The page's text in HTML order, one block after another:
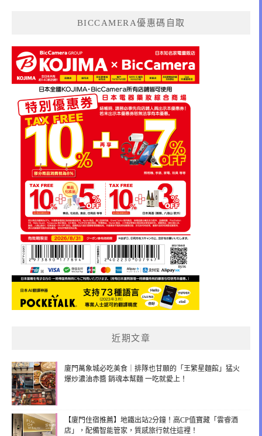
BICCAMERA優惠碼自取
近期文章
廈門萬象城必吃美食｜排隊也甘願的「王繁星麵館」猛火
爆炒濃油赤醬 銷魂本幫麵 一吃就愛上！
【廈門住宿推薦】地鐵出站2分鐘！高CP值寶藏「雲睿酒
店」，配備智能管家，質感旅行就住這裡！